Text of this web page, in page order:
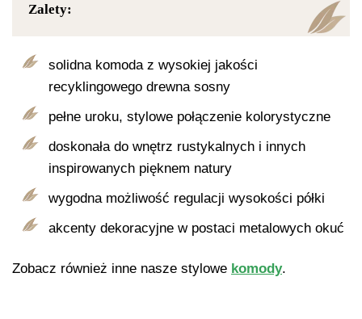
Zalety:
solidna komoda z wysokiej jakości
recyklingowego drewna sosny
pełne uroku, stylowe połączenie kolorystyczne
doskonała do wnętrz rustykalnych i innych
inspirowanych pięknem natury
wygodna możliwość regulacji wysokości półki
akcenty dekoracyjne w postaci metalowych okuć
Zobacz również inne nasze stylowe komody.